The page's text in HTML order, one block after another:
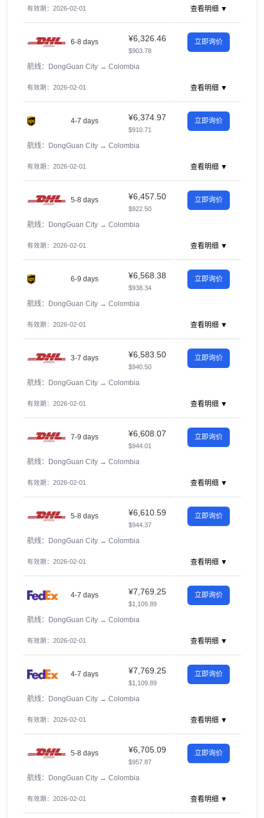
有效期：2026-02-01 查看明细 ▼
6-8 days ¥6,326.46
$903.78
立即询价
航线：DongGuan City → Colombia
有效期：2026-02-01 查看明细 ▼
4-7 days ¥6,374.97
$910.71
立即询价
航线：DongGuan City → Colombia
有效期：2026-02-01 查看明细 ▼
5-8 days ¥6,457.50
$922.50
立即询价
航线：DongGuan City → Colombia
有效期：2026-02-01 查看明细 ▼
6-9 days ¥6,568.38
$938.34
立即询价
航线：DongGuan City → Colombia
有效期：2026-02-01 查看明细 ▼
3-7 days ¥6,583.50
$940.50
立即询价
航线：DongGuan City → Colombia
有效期：2026-02-01 查看明细 ▼
7-9 days ¥6,608.07
$944.01
立即询价
航线：DongGuan City → Colombia
有效期：2026-02-01 查看明细 ▼
5-8 days ¥6,610.59
$944.37
立即询价
航线：DongGuan City → Colombia
有效期：2026-02-01 查看明细 ▼
4-7 days ¥7,769.25
$1,109.89
立即询价
航线：DongGuan City → Colombia
有效期：2026-02-01 查看明细 ▼
4-7 days ¥7,769.25
$1,109.89
立即询价
航线：DongGuan City → Colombia
有效期：2026-02-01 查看明细 ▼
5-8 days ¥6,705.09
$957.87
立即询价
航线：DongGuan City → Colombia
有效期：2026-02-01 查看明细 ▼